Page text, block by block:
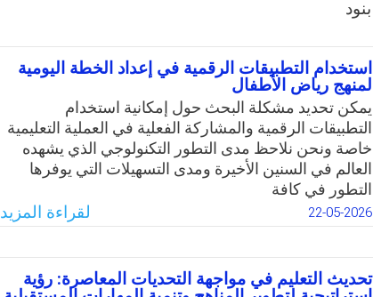
استخدام التطبيقات الرقمية في إعداد الخطة اليومية
لمنهج رياض الأطفال
يمكن تحديد مشكلة البحث حول إمكانية استخدام
التطبيقات الرقمية والمشاركة الفعلية في العملية التعليمية
خاصة ونحن نلاحظ مدى التطور التكنولوجي الذي يشهده
العالم في السنين الأخيرة ومدى التسهيلات التي يوفرها
التطور في كافة
الأصعدة. ومن باب الحرص على جيل الطفولة وكيفية
رعايته، والدور الذي تلعبه رياض
الأطفال في عالم الطفولة أصبح واجب علينا اتباع سبل
تعليمية جديدة واستبدال الطرق التقليدية المعمول بها في
النظام التعليمي لأغلب الدول العربية ومنها العراق؛ وعليه
22-05-2026 لقراءة المزيد
تحديث التعليم في مواجهة التحديات المعاصرة: رؤية